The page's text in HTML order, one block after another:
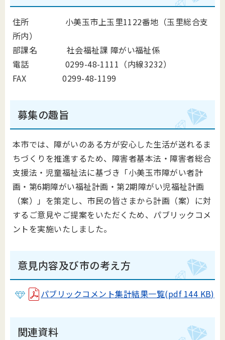
住所 小美玉市上玉里1122番地（玉里総合支
所内）
部課名 社会福祉課 障がい福祉係
電話 0299-48-1111（内線3232）
FAX 0299-48-1199
募集の趣旨
本市では、障がいのある方が安心した生活が送れるま
ちづくりを推進するため、障害者基本法・障害者総合
支援法・児童福祉法に基づき「小美玉市障がい者計
画・第6期障がい福祉計画・第2期障がい児福祉計画
（案）」を策定し、 市民の皆さまから計画（案）に対
するご意見やご提案をいただくため、パブリックコメ
ントを実施いたしました。
意見内容及び市の考え方
パブリックコメント集計結果一覧(pdf 144 KB)
関連資料